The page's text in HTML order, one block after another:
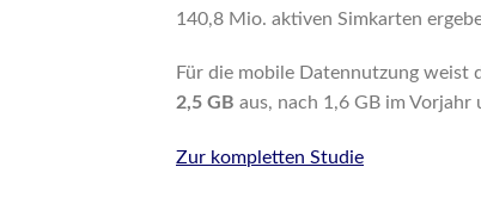
140,8 Mio. aktiven Simkarten
Für die mobile Datennutzung
2,5 GB aus, nach 1,6 GB im
Zur kompletten Studie